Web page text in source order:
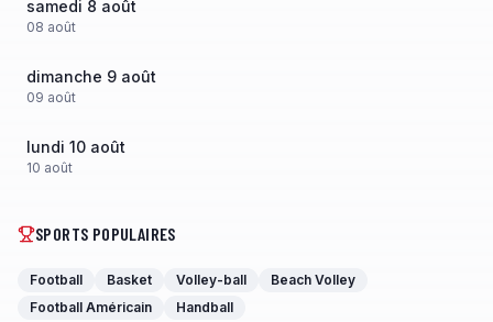
samedi 8 août
08 août
dimanche 9 août
09 août
lundi 10 août
10 août
SPORTS POPULAIRES
Football Basket Volley-ball
Beach Volley
Football Américain
Handball